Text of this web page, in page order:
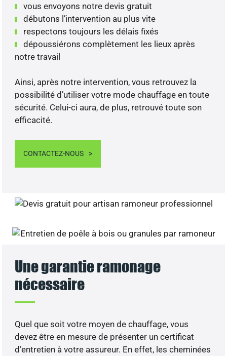
vous envoyons notre devis gratuit
débutons l’intervention au plus vite
respectons toujours les délais fixés
dépoussiérons complètement les lieux après
notre travail
Ainsi, après notre intervention, vous retrouvez la
possibilité d’utiliser votre mode chauffage en toute
sécurité. Celui-ci aura, de plus, retrouvé toute son
efficacité.
CONTACTEZ-NOUS
Une garantie ramonage
nécessaire
Quel que soit votre moyen de chauffage, vous
devez être en mesure de présenter un certificat
d’entretien à votre assureur. En effet, les cheminées